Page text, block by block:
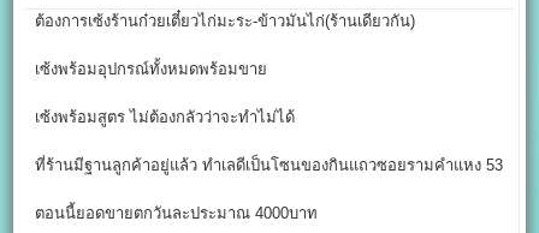
ต้องการเซ้งร้านก๋วยเตี๋ยวไก่มะระ-ข้าวมันไก่(ร้านเดียวกัน)
เซ้งพร้อมอุปกรณ์ทั้งหมดพร้อมขาย
เซ้งพร้อมสูตร ไม่ต้องกลัวว่าจะทำไม่ได้
ที่ร้านมีฐานลูกค้าอยู่แล้ว ทำเลดีเป็นโซนของกินแถวซอยรามคำแหง 53
ตอนนี้ยอดขายตกวันละประมาณ 4000บาท